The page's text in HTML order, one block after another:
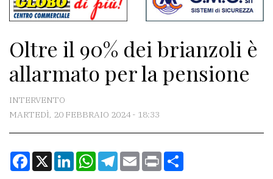
sito
Meteo
CONTATTI
Scrivici
Oltre il 90% dei brianzoli è
allarmato per la pensione
INTERVENTO
MARTEDÌ, 20 FEBBRAIO 2024 - 18:33
Facebook
X LinkedInWhatsApp
Telegram
EmailPrint